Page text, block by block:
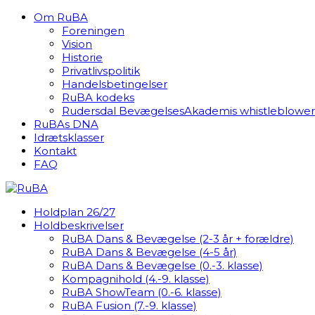
Om RuBA
Foreningen
Vision
Historie
Privatlivspolitik
Handelsbetingelser
RuBA kodeks
Rudersdal BevægelsesAkademis
RuBAs DNA
Idrætsklasser
Kontakt
FAQ
Holdplan 26/27
Holdbeskrivelser
RuBA Dans & Bevægelse (2-3 år + forældre)
RuBA Dans & Bevægelse (4-5 år)
RuBA Dans & Bevægelse (0.-3. klasse)
Kompagnihold (4.-9. klasse)
RuBA ShowTeam (0.-6. klasse)
RuBA Fusion (7.-9. klasse)